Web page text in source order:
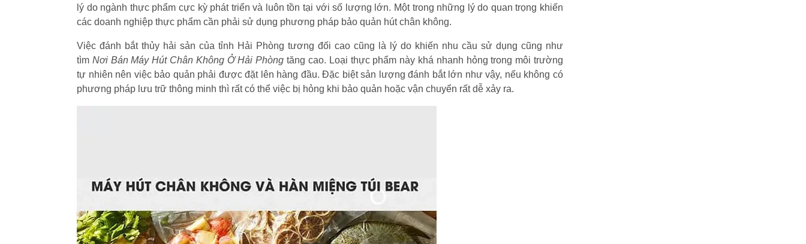
lý do ngành thực phẩm cực kỳ phát triển và luôn tồn tại với số lượng lớn. Một trong những lý do quan trọng khiến
các doanh nghiệp thực phẩm cần phải sử dụng phương pháp bảo quản hút chân không.
Việc đánh bắt thủy hải sản của tỉnh Hải Phòng tương đối cao cũng là lý do khiến nhu cầu sử dụng cũng như
tìm Nơi Bán Máy Hút Chân Không Ở Hải Phòng tăng cao. Loại thực phẩm này khá nhanh hỏng trong môi trường
tự nhiên nên việc bảo quản phải được đặt lên hàng đầu. Đặc biệt sản lượng đánh bắt lớn như vậy, nếu không có
phương pháp lưu trữ thông minh thì rất có thể việc bị hỏng khi bảo quản hoặc vận chuyển rất dễ xảy ra.